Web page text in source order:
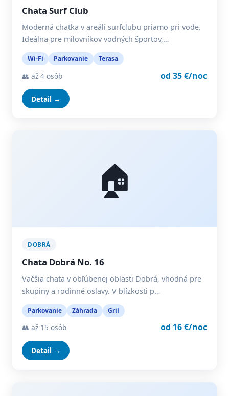
Chata Surf Club
Moderná chatka v areáli surfclubu priamo pri vode.
Ideálna pre milovníkov vodných športov,…
Wi-Fi Parkovanie Terasa
👥 až 4 osôb od 35 €/noc
Detail →
🏠
DOBRÁ
Chata Dobrá No. 16
Väčšia chata v obľúbenej oblasti Dobrá, vhodná pre
skupiny a rodinné oslavy. V blízkosti p…
Parkovanie Záhrada Gril
👥 až 15 osôb od 16 €/noc
Detail →